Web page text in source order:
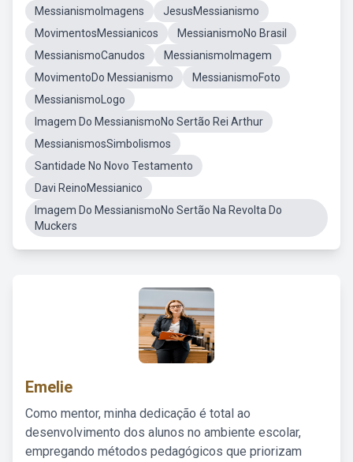
MessianismoImagens
JesusMessianismo
MovimentosMessianicos
MessianismoNo Brasil
MessianismoCanudos
MessianismoImagem
MovimentoDo Messianismo
MessianismoFoto
MessianismoLogo
Imagem Do MessianismoNo Sertão Rei Arthur
MessianismosSimbolismos
Santidade No Novo Testamento
Davi ReinoMessianico
Imagem Do MessianismoNo Sertão Na Revolta Do
Muckers
Emelie
Como mentor, minha dedicação é total ao
desenvolvimento dos alunos no ambiente escolar,
empregando métodos pedagógicos que priorizam